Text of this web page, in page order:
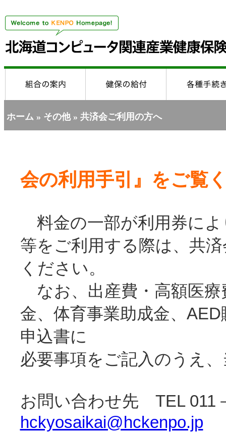
ホーム» その他» 共済会ご利用の方へ
会の利用手引』をご覧
料金の一部が利用券に
等をご利用する際は、共
ください。
なお、出産費・高額医療
金、体育事業助成金、
申込書に
必要事項をご記入のうえ
お問い合わせ先 TEL 011
hckyosaikai@hckenpo.jp